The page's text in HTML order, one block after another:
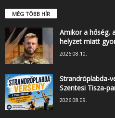
MÉG TÖBB HÍR
Amikor a hőség,
helyzet miatt
2026.08.10.
Strandröplabda-
Szentesi Tisza-
2026.08.09.